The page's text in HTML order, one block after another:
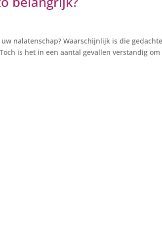
nalatenschap? Waarschijnlijk is die
is het in een aantal gevallen verstandig